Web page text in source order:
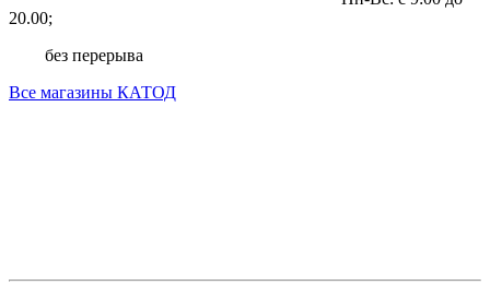
20.00;
без перерыва
Все магазины КАТОД